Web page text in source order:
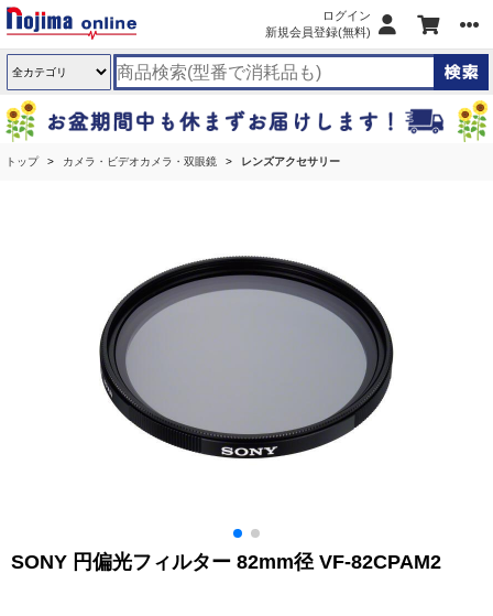
ログイン
新規会員登録(無料)
トップ カメラ・ビデオカメラ・双眼鏡 レンズアクセサリー
SONY 円偏光フィルター 82mm径 VF-82CPAM2